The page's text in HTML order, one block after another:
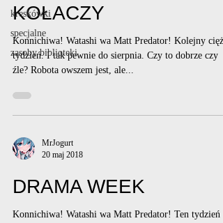
kreskówki
specjalne
zasoby biblioteki
KOŁACZY
Konnichiwa! Watashi wa Matt Predator! Kolejny
tydzień. I tak pewnie do sierpnia. Czy to dobrze czy
źle? Robota owszem jest, ale...
MrJogurt
20 maj 2018
DRAMA WEEK
Konnichiwa! Watashi wa Matt Predator! Ten tydzień